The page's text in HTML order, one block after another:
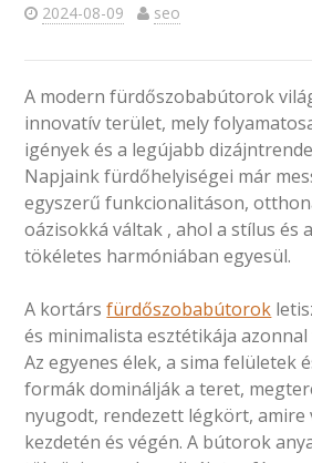
2024-08-09 seo
A modern fürdőszobabútorok
innovatív terület, mely
igények és a legújabb
Napjaink fürdőhelyiségei már
egyszerű funkcionalitáson,
oázisokká váltak , ahol a stílus és
tökéletes harmóniában egyesül.
A kortársfürdőszobabútorok
és minimalista esztétikája
Az egyenes élek, a sima felületek
formák dominálják a teret,
nyugodt, rendezett légkört, amire
kezdetén és végén. A bútorok